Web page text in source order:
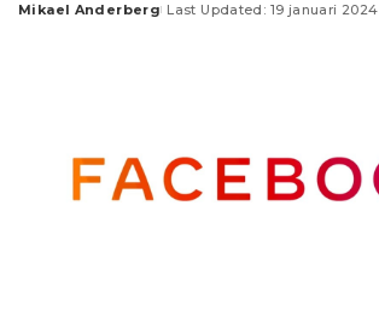
Posted
Mikael Anderberg Last Updated: 19 januari 2024